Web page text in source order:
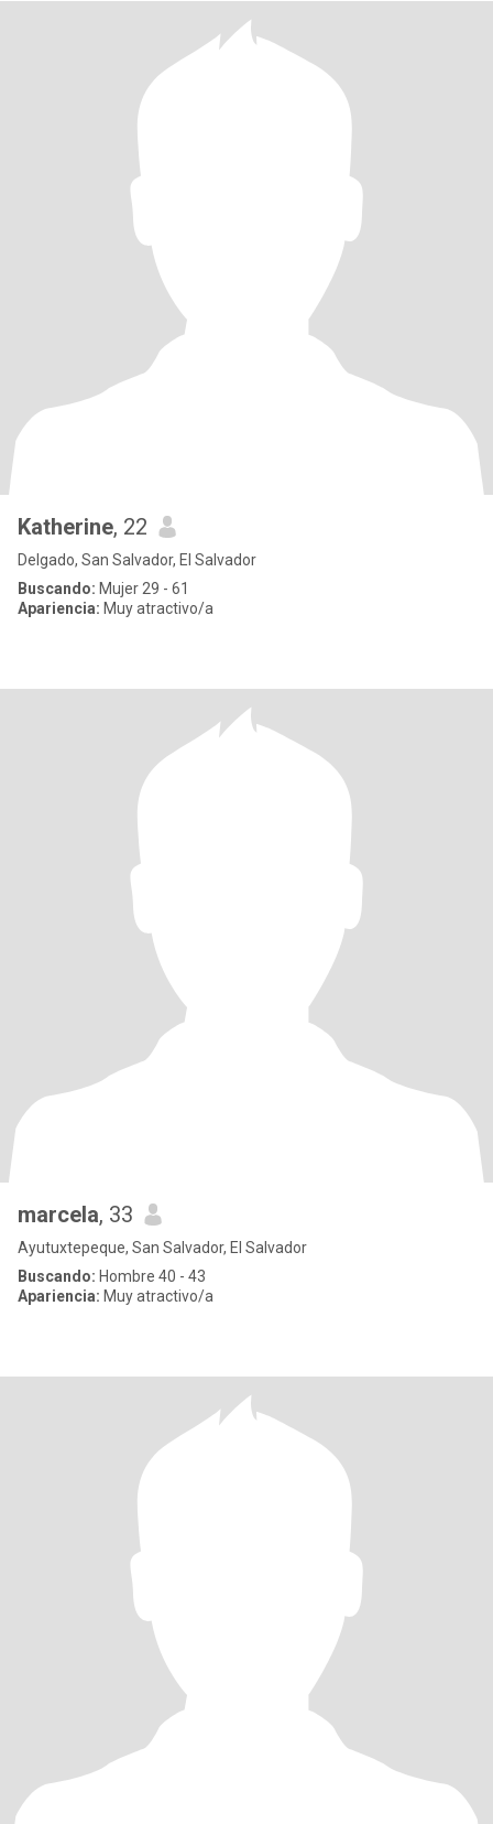
Katherine, 22
Delgado, San Salvador, El Salvador
Buscando: Mujer 29 - 61
Apariencia: Muy atractivo/a
marcela, 33
Ayutuxtepeque, San Salvador, El Salvador
Buscando: Hombre 40 - 43
Apariencia: Muy atractivo/a